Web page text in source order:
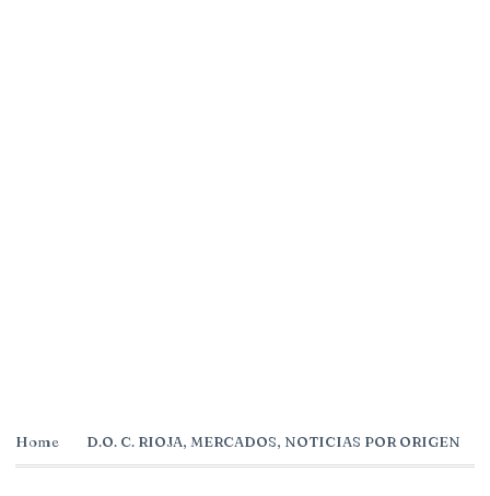
Home D.O. C. RIOJA, MERCADOS, NOTICIAS POR ORIGEN